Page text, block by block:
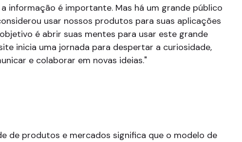
informação é importante. Mas há um grande público
usar nossos produtos para suas aplicações
é abrir suas mentes para usar este grande
inicia uma jornada para despertar a curiosidade,
e colaborar em novas ideias."
de produtos e mercados significa que o modelo de